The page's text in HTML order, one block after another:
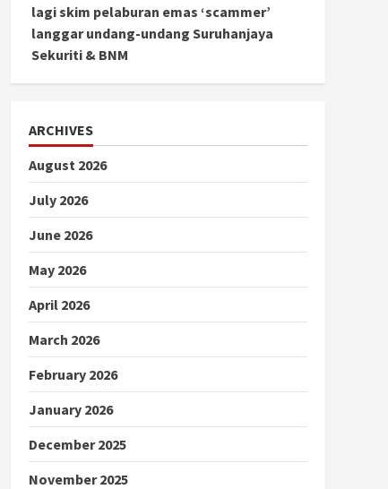
lagi skim pelaburan emas ‘scammer’
langgar undang-undang Suruhanjaya
Sekuriti & BNM
ARCHIVES
August 2026
July 2026
June 2026
May 2026
April 2026
March 2026
February 2026
January 2026
December 2025
November 2025